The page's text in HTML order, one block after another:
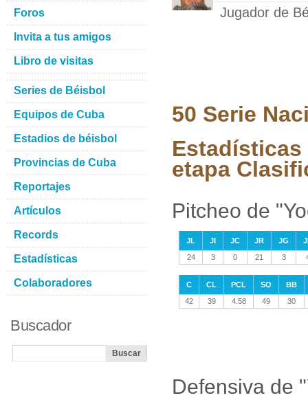
Jugador de
50 Serie
Estadísticas
etapa
Pitcheo de
JL JI JC JR JG
24
3 0 21 3
C CL PCL SO
BB
42
39 4.58 49 30
Defensiva de
Foros
Invita a tus amigos
Libro de visitas
Series de Béisbol
Equipos de Cuba
Estadios de béisbol
Provincias de Cuba
Reportajes
Artículos
Records
Estadísticas
Colaboradores
Buscador